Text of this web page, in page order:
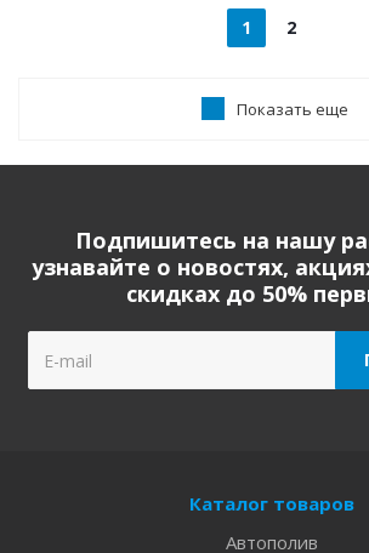
1 2
Показать еще
Подпишитесь на нашу
узнавайте о новостях,
скидках до 50%
Каталог товаров
Автополив